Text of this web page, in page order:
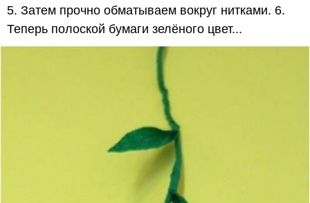
5. Затем прочно обматываем вокруг нитками. 6.
Теперь полоской бумаги зелёного цвет...